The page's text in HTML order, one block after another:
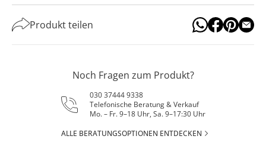
Produkt teilen
Noch Fragen zum Produkt?
030 37444 9338
Telefonische Beratung & Verkauf
Mo. – Fr. 9–18 Uhr, Sa. 9–17:30 Uhr
ALLE BERATUNGSOPTIONEN ENTDECKEN